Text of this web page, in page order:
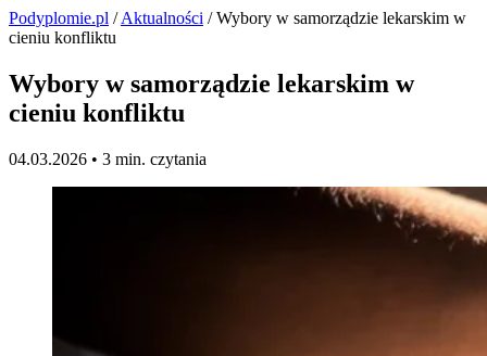
Podyplomie.pl /Aktualności / Wybory w samorządzie lekarskim w
cieniu konfliktu
Wybory w samorządzie lekarskim w
cieniu konfliktu
04.03.2026 • 3 min. czytania